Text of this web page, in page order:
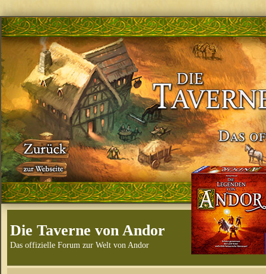
Die Taverne von Andor
Das offizielle Forum zur Welt von Andor